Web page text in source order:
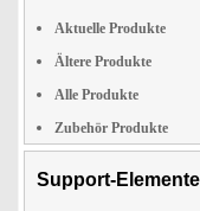
Aktuelle Produkte
Ältere Produkte
Alle Produkte
Zubehör Produkte
Support-